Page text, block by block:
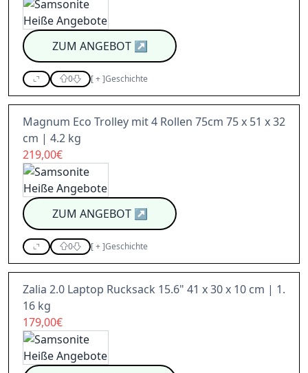
ZUM ANGEBOT↗
0 [+]Geschichte
Magnum Eco Trolley mit 4 Rollen 75cm 75 x 51 x 32
cm | 4.2 kg
219,00€
ZUM ANGEBOT↗
0 [+]Geschichte
Zalia 2.0 Laptop Rucksack 15.6" 41 x 30 x 10 cm | 1.
16 kg
179,00€